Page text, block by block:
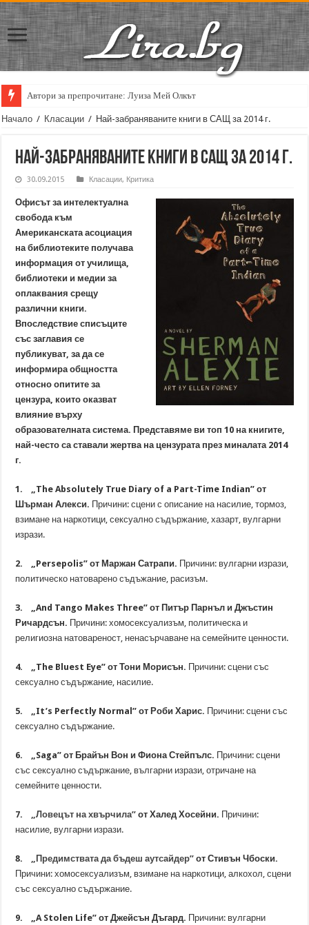
Автори за препрочитане: Луиза Мей Олкът
Начало / Класации / Най-забраняваните книги в САЩ за 2014 г.
Най-забраняваните книги в САЩ за 2014 г.
30.09.2015 Класации, Критика
Офисът за интелектуална
свобода към
Американската асоциация
на библиотеките получава
информация от училища,
библиотеки и медии за
оплаквания срещу
различни книги.
Впоследствие списъците
със заглавия се
публикуват, за да се
информира общността
относно опитите за
цензура, които оказват
влияние върху
образователната система. Представяме ви топ 10 на книгите,
най-често са ставали жертва на цензурата през миналата 2014
г.
1. „The Absolutely True Diary of a Part-Time Indian” от
Шърман Алекси. Причини: сцени с описание на насилие, тормоз,
взимане на наркотици, сексуално съдържание, хазарт, вулгарни
изрази.
2. „Persepolis” от Маржан Сатрапи. Причини: вулгарни изрази,
политическо натоварено съдъжание, расизъм.
3. „And Tango Makes Three” от Питър Парнъл и Джъстин
Ричардсън. Причини: хомосексуализъм, политическа и
религиозна натовареност, ненасърчаване на семейните ценности.
4. „The Bluest Eye” от Тони Морисън. Причини: сцени със
сексуално съдържание, насилие.
5. „It’s Perfectly Normal” от Роби Харис. Причини: сцени със
сексуално съдържание.
6. „Saga” от Брайън Вон и Фиона Стейпълс. Причини: сцени
със сексуално съдържание, вългарни изрази, отричане на
семейните ценности.
7. „Ловецът на хвърчила” от Халед Хосейни. Причини:
насилие, вулгарни изрази.
8. „Предимствата да бъдеш аутсайдер” от Стивън Чбоски.
Причини: хомосексуализъм, взимане на наркотици, алкохол, сцени
със сексуално съдържание.
9. „A Stolen Life” от Джейсън Дъгард. Причини: вулгарни